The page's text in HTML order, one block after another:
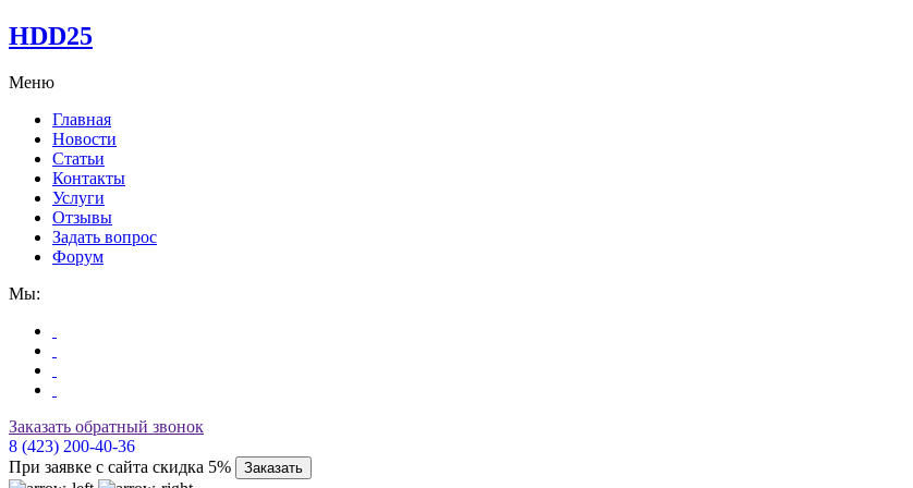
HDD25
Меню
Главная
Новости
Статьи
Контакты
Услуги
Отзывы
Задать вопрос
Форум
Мы:
Заказать обратный звонок
8 (423) 200-40-36
При заявке с сайта скидка 5%
Заказать